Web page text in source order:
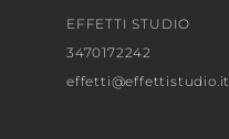
EFFETTI STUDIO
3470172242
effetti@effettistudio.it